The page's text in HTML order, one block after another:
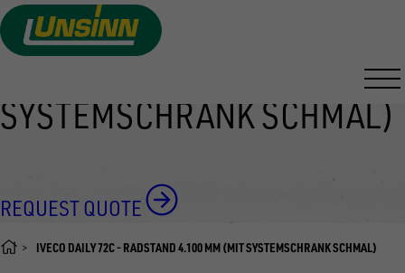
Skip
content
IVECO DAILY 72C -
RADSTAND 4.100 MM (MIT
SYSTEMSCHRANK SCHMAL)
REQUEST QUOTE
IVECO DAILY 72C - RADSTAND 4.100 MM (MIT SYSTEMSCHRANK SCHMAL)